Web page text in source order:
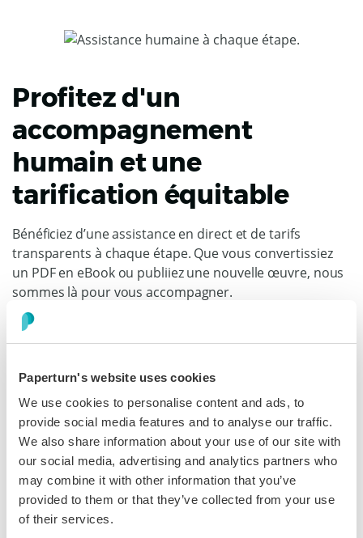
Paperturn's website uses cookies
We use cookies to personalise content and ads, to
provide social media features and to analyse our traffic.
We also share information about your use of our site with
our social media, advertising and analytics partners who
may combine it with other information that you’ve
provided to them or that they’ve collected from your use
of their services.
Profitez d'un
accompagnement
humain et une
tarification équitable
Bénéficiez d’une assistance en direct et de tarifs
transparents à chaque étape. Que vous convertissiez
un PDF en eBook ou publiiez une nouvelle œuvre, nous
sommes là pour vous accompagner.
Dan Cuomo
VP of Marketing, Air Partner
“La plateforme Paperturn est incroyablement intuitive
et simple à utiliser, rendant la publication fluide du
début à la fin.”